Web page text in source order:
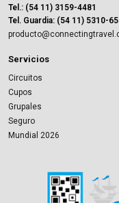
DÍA 04 – 11 DE
Desayuno. Por la
Neoclásico
Adriano, Estadio
Finalizada la
entrada al
Alojamiento.
Desayuno. Día
Alojamiento.
Tel.: (54 11) 3159-4481
Tel. Guardia: (54 11) 5310-
Servicios
Circuitos
Cupos
Grupales
Seguro
Mundial 2026